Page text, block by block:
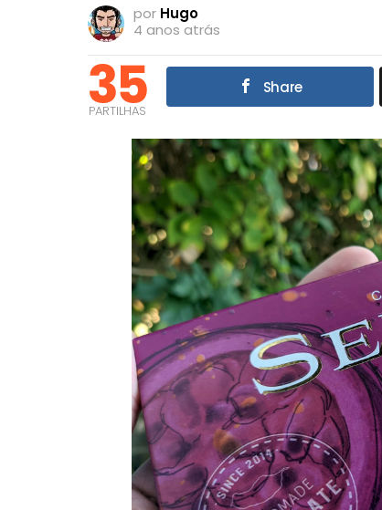
por Hugo
4 anos atrás
35
PARTILHAS
Share